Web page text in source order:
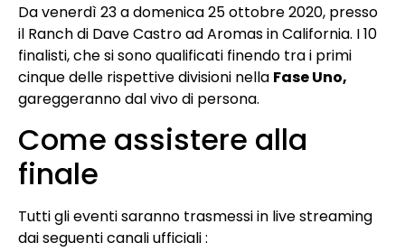
Da venerdì 23 a domenica 25 ​​ottobre 2020, presso
il Ranch di Dave Castro ad Aromas in California. I 10
finalisti, che si sono qualificati finendo tra i primi
cinque delle rispettive divisioni nella Fase Uno,
gareggeranno dal vivo di persona.
Come assistere alla
finale
Tutti gli eventi saranno trasmessi in live streaming
dai seguenti canali ufficiali :